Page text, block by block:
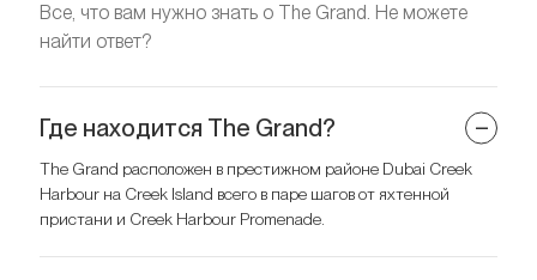
Все, что вам нужно знать о The Grand. Не можете
найти ответ?
Где находится The Grand?
The Grand расположен в престижном районе Dubai Creek
Harbour на Creek Island всего в паре шагов от яхтенной
пристани и Creek Harbour Promenade.